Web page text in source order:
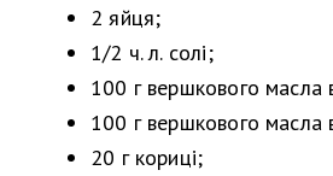
2 яйця;
1/2 ч. л. солі;
100 г вершкового масла
100 г вершкового масла
20 г кориці;